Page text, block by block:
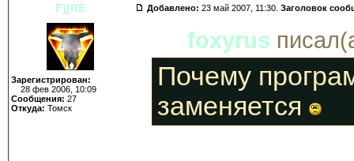
F][RE Добавлено: 23 май 2007, 11:30. Заголовок
Зарегистрирован:
28 фев 2006, 10:09
Сообщения: 27
Откуда: Томск
foxyrus
Почему
заменяется